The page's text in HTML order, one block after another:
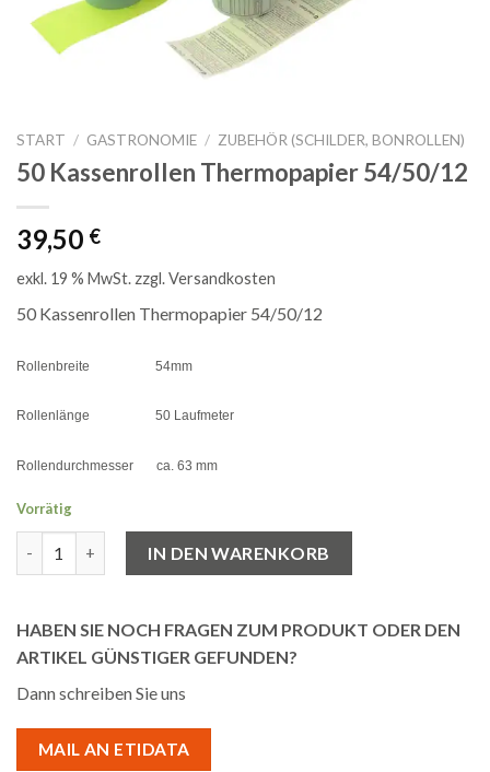
START / GASTRONOMIE / ZUBEHÖR (SCHILDER, BONROLLEN)
50 Kassenrollen Thermopapier 54/50/12
39,50 €
exkl. 19 % MwSt. zzgl.Versandkosten
50 Kassenrollen Thermopapier 54/50/12
Rollenbreite 54mm
Rollenlänge 50 Laufmeter
Rollendurchmesser ca. 63 mm
Vorrätig
IN DEN WARENKORB
HABEN SIE NOCH FRAGEN ZUM PRODUKT ODER DEN
ARTIKEL GÜNSTIGER GEFUNDEN?
Dann schreiben Sie uns
MAIL AN ETIDATA